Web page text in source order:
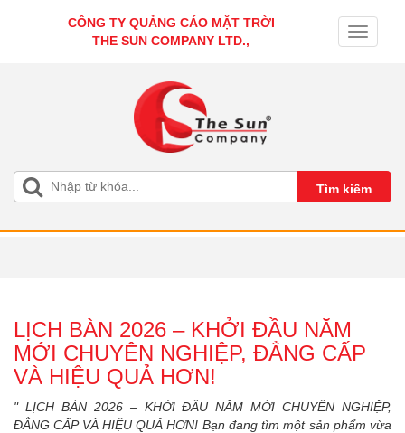
CÔNG TY QUẢNG CÁO MẶT TRỜI
THE SUN COMPANY LTD.,
Toggle
LỊCH BÀN 2026 – KHỞI ĐẦU NĂM
MỚI CHUYÊN NGHIỆP, ĐẲNG CẤP
VÀ HIỆU QUẢ HƠN!
" LỊCH BÀN 2026 – KHỞI ĐẦU NĂM MỚI CHUYÊN NGHIỆP,
ĐẲNG CẤP VÀ HIỆU QUẢ HƠN! Bạn đang tìm một sản phẩm vừa